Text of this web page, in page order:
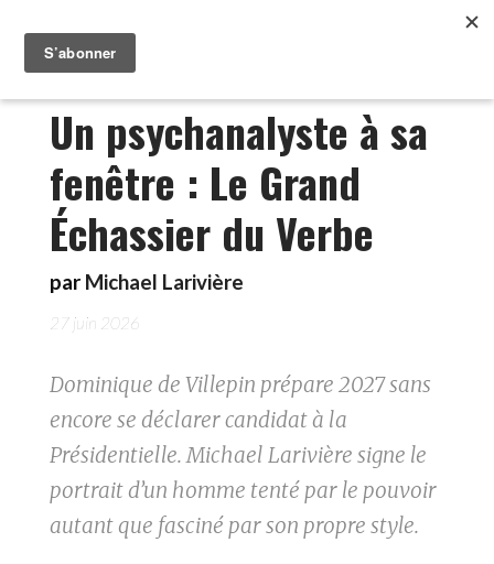
Un psychanalyste à sa
fenêtre : Le Grand
Échassier du Verbe
par Michael Larivière
27 juin 2026
Dominique de Villepin prépare 2027 sans
encore se déclarer candidat à la
Présidentielle. Michael Larivière signe le
portrait d’un homme tenté par le pouvoir
autant que fasciné par son propre style.